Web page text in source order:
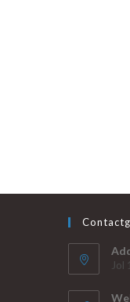
Jol